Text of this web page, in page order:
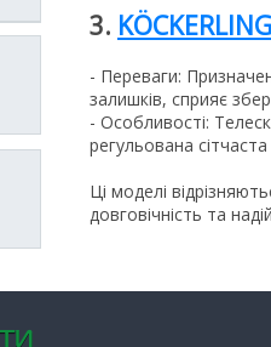
3.
- Переваги:
залишків, сприяє
- Особливості:
регульована
Ці моделі
довговічність та